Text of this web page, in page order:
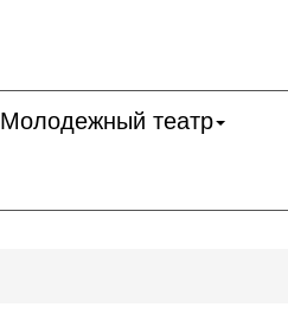
Молодежный театр